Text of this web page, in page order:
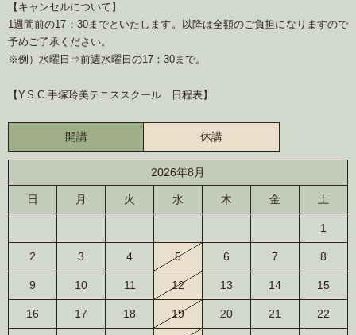
【キャンセルについて】
1週間前の17：30までといたします。以降は全額のご負担になりますので
予めご了承ください。
※例）水曜日⇒前週水曜日の17：30まで。
【Y.S.C.手塚玲美テニススクール 日程表】
開講 休講
2026年8月
日 月 火 水 木 金 土
1
2 3 4 5 6 7 8
9 10 11 12 13 14 15
16 17 18 19 20 21 22